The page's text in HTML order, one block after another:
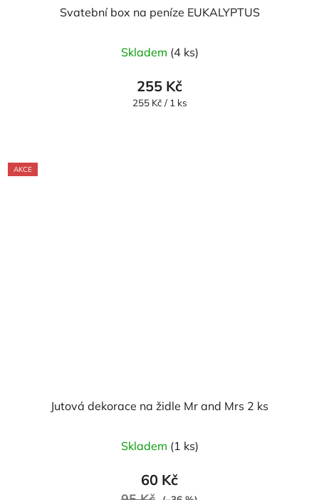
Svatební box na peníze EUKALYPTUS
Skladem (4 ks)
255 Kč
Měrná
255 Kč / 1 ks
AKCE
Jutová dekorace na židle Mr and Mrs 2 ks
Skladem (1 ks)
60 Kč